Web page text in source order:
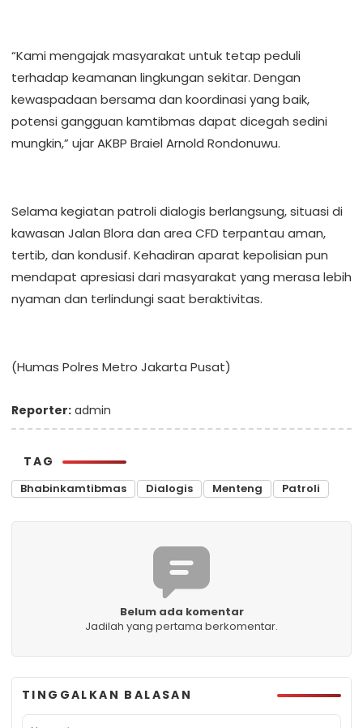
“Kami mengajak masyarakat untuk tetap peduli
terhadap keamanan lingkungan sekitar. Dengan
kewaspadaan bersama dan koordinasi yang baik,
potensi gangguan kamtibmas dapat dicegah sedini
mungkin,” ujar AKBP Braiel Arnold Rondonuwu.
Selama kegiatan patroli dialogis berlangsung, situasi di
kawasan Jalan Blora dan area CFD terpantau aman,
tertib, dan kondusif. Kehadiran aparat kepolisian pun
mendapat apresiasi dari masyarakat yang merasa lebih
nyaman dan terlindungi saat beraktivitas.
(Humas Polres Metro Jakarta Pusat)
Reporter: admin
TAG
Bhabinkamtibmas Dialogis Menteng Patroli
Belum ada komentar
Jadilah yang pertama berkomentar.
TINGGALKAN BALASAN